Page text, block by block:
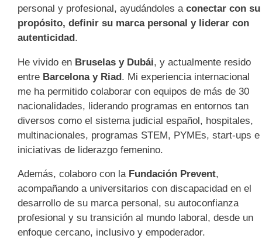
personal y profesional, ayudándoles a conectar con su
propósito, definir su marca personal y liderar con
autenticidad.
He vivido en Bruselas y Dubái, y actualmente resido
entre Barcelona y Riad. Mi experiencia internacional
me ha permitido colaborar con equipos de más de 30
nacionalidades, liderando programas en entornos tan
diversos como el sistema judicial español, hospitales,
multinacionales, programas STEM, PYMEs, start-ups e
iniciativas de liderazgo femenino.
Además, colaboro con la Fundación Prevent,
acompañando a universitarios con discapacidad en el
desarrollo de su marca personal, su autoconfianza
profesional y su transición al mundo laboral, desde un
enfoque cercano, inclusivo y empoderador.